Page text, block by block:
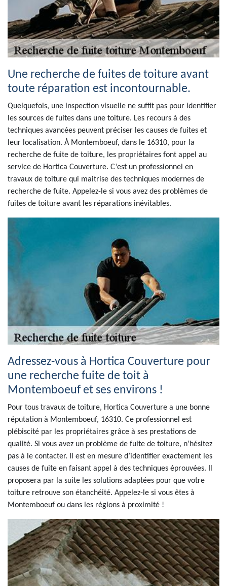
Une recherche de fuites de toiture avant
toute réparation est incontournable.
Quelquefois, une inspection visuelle ne suffit pas pour identifier
les sources de fuites dans une toiture. Les recours à des
techniques avancées peuvent préciser les causes de fuites et
leur localisation. À Montemboeuf, dans le 16310, pour la
recherche de fuite de toiture, les propriétaires font appel au
service de Hortica Couverture. C’est un professionnel en
travaux de toiture qui maitrise des techniques modernes de
recherche de fuite. Appelez-le si vous avez des problèmes de
fuites de toiture avant les réparations inévitables.
Adressez-vous à Hortica Couverture pour
une recherche fuite de toit à
Montemboeuf et ses environs !
Pour tous travaux de toiture, Hortica Couverture a une bonne
réputation à Montemboeuf, 16310. Ce professionnel est
plébiscité par les propriétaires grâce à ses prestations de
qualité. Si vous avez un problème de fuite de toiture, n’hésitez
pas à le contacter. Il est en mesure d’identifier exactement les
causes de fuite en faisant appel à des techniques éprouvées. Il
proposera par la suite les solutions adaptées pour que votre
toiture retrouve son étanchéité. Appelez-le si vous êtes à
Montemboeuf ou dans les régions à proximité !